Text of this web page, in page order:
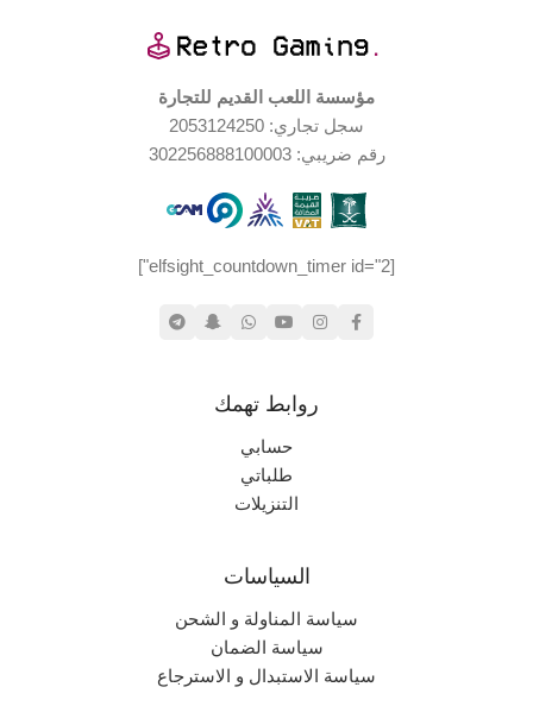
مؤسسة اللعب القديم للتجارة
سجل تجاري: 2053124250
رقم ضريبي: 302256888100003
[elfsight_countdown_timer id="2"]
روابط تهمك
حسابي
طلباتي
التنزيلات
السياسات
سياسة المناولة و الشحن
سياسة الضمان
سياسة الاستبدال و الاسترجاع